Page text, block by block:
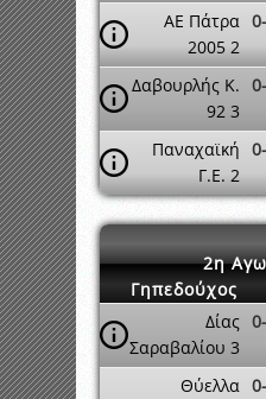
ΑΕ Πάτρα
2005 2
Δαβουρλής Κ.
92 3
Παναχαϊκή
Γ.Ε. 2
2η
Γηπεδούχος
Δίας
Σαραβαλίου 3
Θύελλα